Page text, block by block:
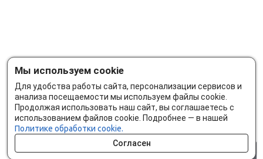
Мы используем cookie
Для удобства работы сайта, персонализации сервисов и
анализа посещаемости мы используем файлы cookie.
Продолжая использовать наш сайт, вы соглашаетесь с
использованием файлов cookie. Подробнее — в нашей
Политике обработки cookie.
Согласен